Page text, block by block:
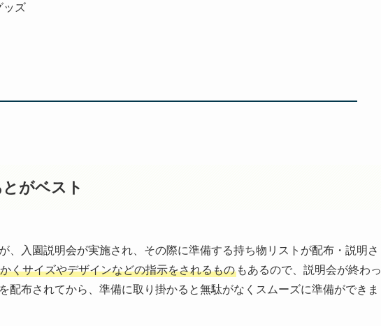
ッズ
がベスト
、入園説明会が実施され、その際に準備する持ち物リストが配布・説明さ
くサイズやデザインなどの指示をされるもの もあるので、説明会が終わっ
配布されてから、準備に取り掛かると無駄がなくスムーズに準備ができま